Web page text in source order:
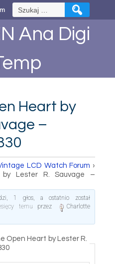
Szukaj:
Ana Digi
Heart by
–
LCD Watch Forum ›
Lester R. Sauvage –
1 głos, a ostatnio został
temu przez
Charlotte
Open Heart by Lester R.